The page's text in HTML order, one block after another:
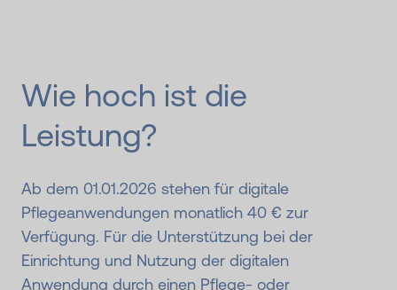
Wie hoch ist die
Leistung?
Ab dem 01.01.2026 stehen für digitale
Pflegeanwendungen monatlich 40 € zur
Verfügung. Für die Unterstützung bei der
Einrichtung und Nutzung der digitalen
Anwendung durch einen Pflege- oder